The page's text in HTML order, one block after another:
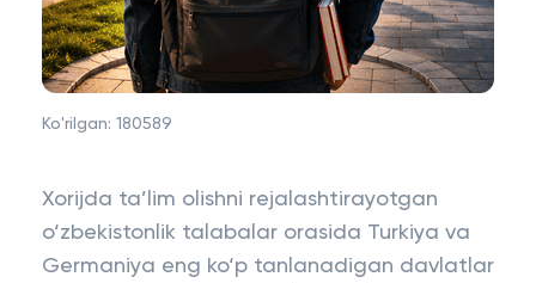
Ko'rilgan: 180589
Xorijda ta’lim olishni rejalashtirayotgan
o‘zbekistonlik talabalar orasida Turkiya va
Germaniya eng ko‘p tanlanadigan davlatlar